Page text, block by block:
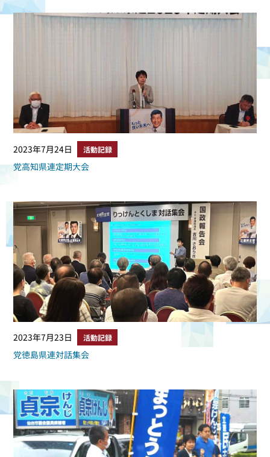
2023年7月24日 活動記録
党高知県連定期大会
2023年7月23日 活動記録
党徳島県連対話集会